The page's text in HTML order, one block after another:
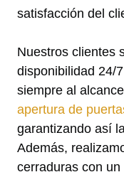
satisfacción del
Nuestros clientes
disponibilidad 24/
siempre al
apertura de
garantizando así
Además,
cerraduras con